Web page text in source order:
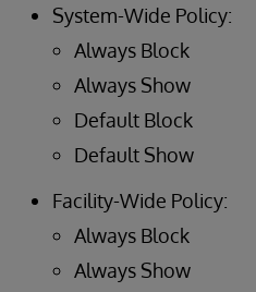
System-Wide Policy:
Always Block
Always Show
Default Block
Default Show
Facility-Wide Policy:
Always Block
Always Show